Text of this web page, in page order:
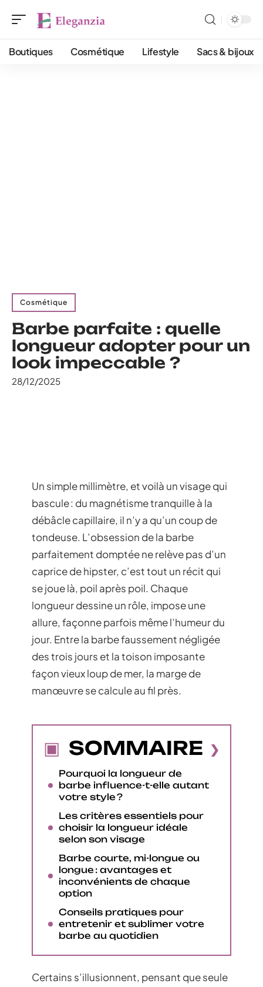
Boutiques Cosmétique Lifestyle Sacs & bijoux
Cosmétique
Barbe parfaite : quelle
longueur adopter pour un
look impeccable ?
28/12/2025
Un simple millimètre, et voilà un visage qui
bascule : du magnétisme tranquille à la
débâcle capillaire, il n’y a qu’un coup de
tondeuse. L’obsession de la barbe
parfaitement domptée ne relève pas d’un
caprice de hipster, c’est tout un récit qui
se joue là, poil après poil. Chaque
longueur dessine un rôle, impose une
allure, façonne parfois même l’humeur du
jour. Entre la barbe faussement négligée
des trois jours et la toison imposante
façon vieux loup de mer, la marge de
manœuvre se calcule au fil près.
SOMMAIRE
Pourquoi la longueur de
barbe influence-t-elle autant
votre style ?
Les critères essentiels pour
choisir la longueur idéale
selon son visage
Barbe courte, mi-longue ou
longue : avantages et
inconvénients de chaque
option
Conseils pratiques pour
entretenir et sublimer votre
barbe au quotidien
Certains s’illusionnent, pensant que seule